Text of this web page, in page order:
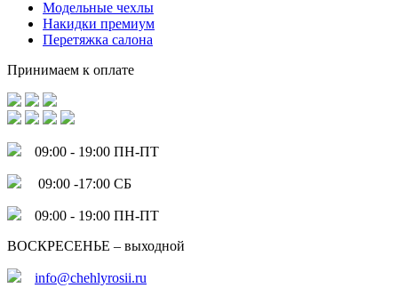
Модельные чехлы
Накидки премиум
Перетяжка салона
Принимаем к оплате
09:00 - 19:00 ПН-ПТ
09:00 -17:00 СБ
09:00 - 19:00 ПН-ПТ
ВОСКРЕСЕНЬЕ – выходной
info@chehlyrosii.ru